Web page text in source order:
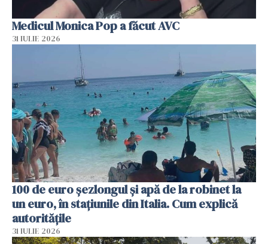
Medicul Monica Pop a făcut AVC
31 IULIE 2026
100 de euro șezlongul și apă de la robinet la
un euro, în stațiunile din Italia. Cum explică
autoritățile
31 IULIE 2026